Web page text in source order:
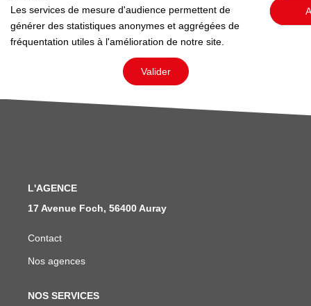
Avis Clients
Nos Actualités
LOCATIONS VACANCES
Les services de mesure d'audience permettent de
générer des statistiques anonymes et aggrégées de
fréquentation utiles à l'amélioration de notre site.
Valider
L'AGENCE
17 Avenue Foch, 56400 Auray
Contact
Nos agences
NOS SERVICES